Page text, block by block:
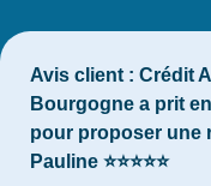
Avis client : Crédit
Bourgogne a prit
pour proposer une
Pauline ⭐⭐⭐⭐⭐